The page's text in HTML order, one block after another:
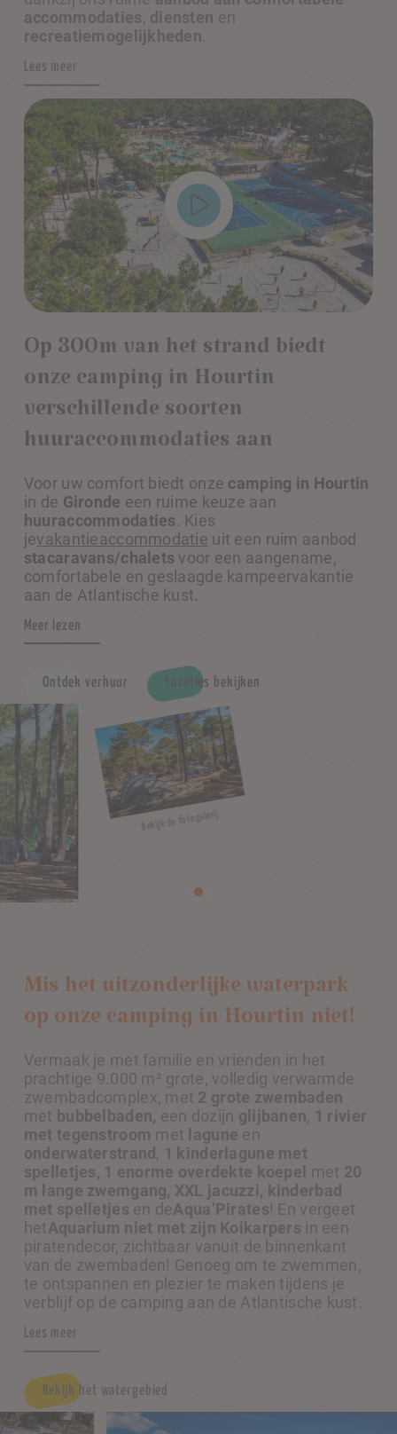
accommodaties diensten en
recreatiemogelijkheden
Lees meer
Bekijk de fotogalerij
Op 300m van het strand biedt
onze camping in Hourtin
verschillende soorten
huuraccommodaties aan
Voor uw comfort biedt onze camping in Hourtin
in de Gironde een ruime keuze aan
huuraccommodaties. Kies
jevakantieaccommodatie uit een ruim aanbod
stacaravans/chalets voor een aangename,
comfortabele en geslaagde kampeervakantie
aan de Atlantische kust.
Meer lezen
Ontdek verhuur Locaties bekijken
Mis het uitzonderlijke waterpark
op onze camping in Hourtin niet!
Vermaak je met familie en vrienden in het
prachtige 9.000 m² grote, volledig verwarmde
zwembadcomplex, met 2 grote zwembaden
met bubbelbaden, een dozijn glijbanen 1 rivier
met tegenstroom met lagune en
onderwaterstrand
1 kinderlagune met
spelletjes, 1 enorme overdekte koepel
met 20
m lange zwemgang, XXL jacuzzi, kinderbad
met spelletjes en deAqua’Pirates! En vergeet
hetAquarium niet met zijn Koikarpers in een
piratendecor, zichtbaar vanuit de binnenkant
van de zwembaden! Genoeg om te zwemmen,
te ontspannen en plezier te maken tijdens je
verblijf op de camping aan de Atlantische kust.
Lees meer
Bekijk het watergebied